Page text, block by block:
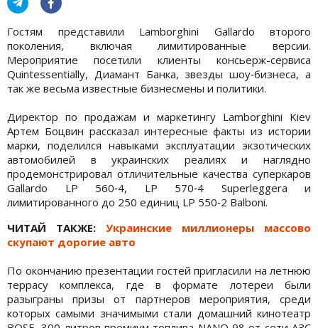
Гостям представили Lamborghini Gallardo второго
поколения, включая лимитированные версии.
Мероприятие посетили клиенты консьерж-сервиса
Quintessentially, Диамант Банка, звезды шоу‐бизнеса, а
так же весьма известные бизнесмены и политики.
Директор по продажам и маркетингу Lamborghini Kiev
Артем Боцвин рассказал интересные факты из истории
марки, поделился навыками эксплуатации экзотических
автомобилей в украинских реалиях и наглядно
продемонстрировал отличительные качества суперкаров
Gallardo LP 560‐4, LP 570‐4 Superleggera и
лимитированного до 250 единиц LP 550‐2 Balboni.
ЧИТАЙ ТАКЖЕ: Украинские миллионеры массово
скупают дорогие авто
По окончанию презентации гостей пригласили на летнюю
террасу комплекса, где в формате лотереи были
разыграны призы от партнеров мероприятия, среди
которых самыми значимыми стали домашний кинотеатр